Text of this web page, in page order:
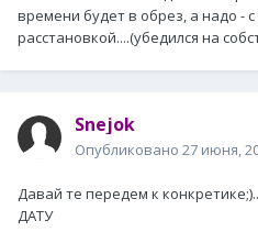
времени будет в обрез, а надо - с
расстановкой....(убедился на
Snejok
Опубликовано 27 июня,
Давай те передем к
ДАТУ